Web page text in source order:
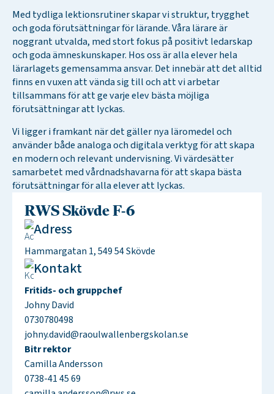
Med tydliga lektionsrutiner skapar vi struktur, trygghet
och goda förutsättningar för lärande. Våra lärare är
noggrant utvalda, med stort fokus på positivt ledarskap
och goda ämneskunskaper. Hos oss är alla elever hela
lärarlagets gemensamma ansvar. Det innebär att det alltid
finns en vuxen att vända sig till och att vi arbetar
tillsammans för att ge varje elev bästa möjliga
förutsättningar att lyckas.
Vi ligger i framkant när det gäller nya läromedel och
använder både analoga och digitala verktyg för att skapa
en modern och relevant undervisning. Vi värdesätter
samarbetet med vårdnadshavarna för att skapa bästa
förutsättningar för alla elever att lyckas.
RWS Skövde F-6
Adress
Hammargatan 1, 549 54 Skövde
Kontakt
Fritids- och gruppchef
Johny David
0730780498
johny.david@raoulwallenbergskolan.se
Bitr rektor
Camilla Andersson
0738-41 45 69